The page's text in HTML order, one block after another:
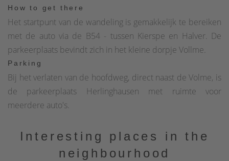
How to get there
Het startpunt van de wandeling is gemakkelijk te bereiken
met de auto via de B54 - tussen Kierspe en Halver. De
parkeerplaats bevindt zich in het kleine dorpje Vollme.
Parking
Bij het verlaten van de hoofdweg, direct naast de Volme, is
de parkeerplaats Herlinghausen met ruimte voor
meerdere auto's.
Interesting places in the
neighbourhood